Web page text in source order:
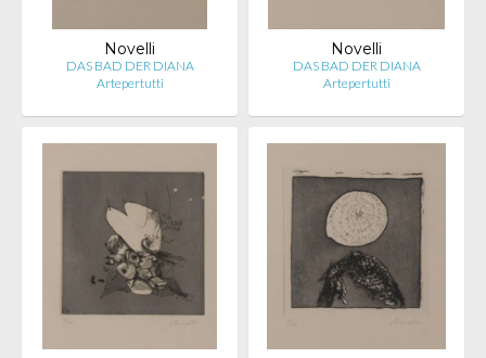
Novelli
DAS BAD DER DIANA
Artepertutti
Novelli
DAS BAD DER DIANA
Artepertutti